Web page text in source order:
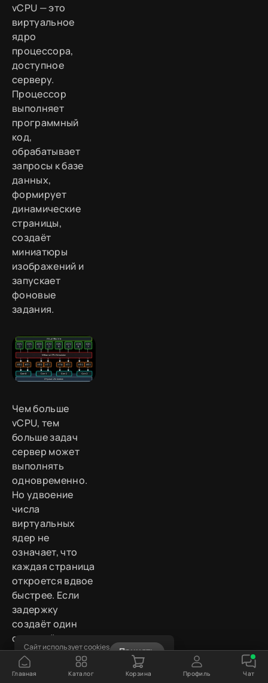
vCPU — это
виртуальное
ядро
процессора,
доступное
серверу.
Процессор
выполняет
программный
код,
обрабатывает
запросы к базе
данных,
формирует
динамические
страницы,
создаёт
миниатюры
изображений и
запускает
фоновые
задания.
Чем больше
vCPU, тем
больше задач
сервер может
выполнять
одновременно.
Но удвоение
числа
виртуальных
ядер не
означает, что
каждая страница
откроется вдвое
быстрее. Если
задержку
создаёт один
сложный запрос,
медленный
внешний сервис
Главная Каталог Корзина Профиль Чат
Сайт использует cookies
Узнать подробнее
Принять